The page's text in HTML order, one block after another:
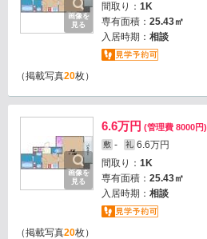
画像を
見る
間取り： 1K
専有面積： 25.43㎡
入居時期： 相談
（掲載写真20枚）
画像を
見る
6.6万円 (管理費 8000円)
敷 - 礼 6.6万円
間取り： 1K
専有面積： 25.43㎡
入居時期： 相談
（掲載写真20枚）